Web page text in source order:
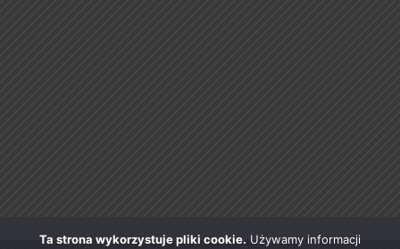
Ta strona wykorzystuje pliki cookie. Używamy informacji